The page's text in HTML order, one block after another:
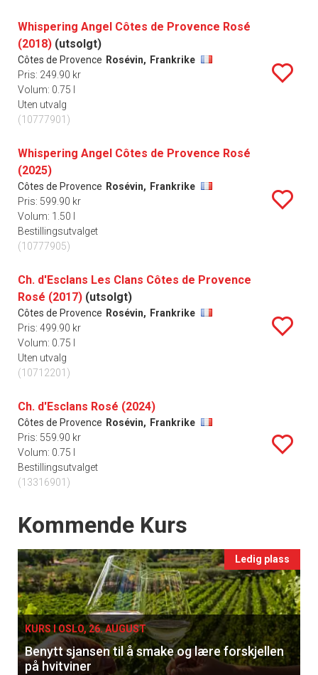
Whispering Angel Côtes de Provence Rosé
(2018) (utsolgt)
Côtes de Provence Rosévin, Frankrike
Pris: 249.90 kr
Volum: 0.75 l
Uten utvalg
(10777901)
Whispering Angel Côtes de Provence Rosé
(2025)
Côtes de Provence Rosévin, Frankrike
Pris: 599.90 kr
Volum: 1.50 l
Bestillingsutvalget
(10777905)
Ch. d'Esclans Les Clans Côtes de Provence
Rosé (2017) (utsolgt)
Côtes de Provence Rosévin, Frankrike
Pris: 499.90 kr
Volum: 0.75 l
Uten utvalg
(10712201)
Ch. d'Esclans Rosé (2024)
Côtes de Provence Rosévin, Frankrike
Pris: 559.90 kr
Volum: 0.75 l
Bestillingsutvalget
(13316901)
Events
Kommende Kurs
Ledig plass
KURS I OSLO, 26. AUGUST
Benytt sjansen til å smake og lære forskjellen
på hvitviner